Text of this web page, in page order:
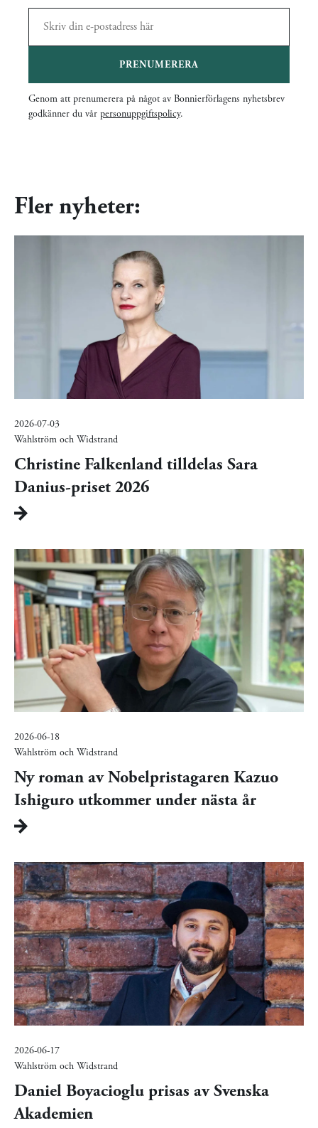
PRENUMERERA
Genom att prenumerera på något av Bonnierförlagens nyhetsbrev
godkänner du vår personuppgiftspolicy.
Fler nyheter:
2026-07-03
Wahlström och Widstrand
Christine Falkenland tilldelas Sara
Danius-priset 2026
2026-06-18
Wahlström och Widstrand
Ny roman av Nobelpristagaren Kazuo
Ishiguro utkommer under nästa år
2026-06-17
Wahlström och Widstrand
Daniel Boyacioglu prisas av Svenska
Akademien